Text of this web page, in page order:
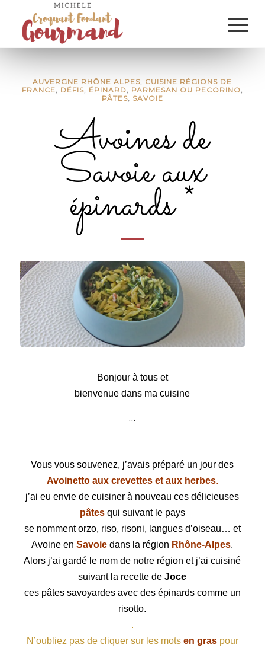
AUVERGNE RHÔNE ALPES, CUISINE RÉGIONS DE
FRANCE, DÉFIS, ÉPINARD, PARMESAN OU PECORINO,
PÂTES, SAVOIE
Avoines de
Savoie aux
épinards *
Bonjour à tous et
bienvenue dans ma cuisine
…
Vous vous souvenez, j’avais préparé un jour des
Avoinetto aux crevettes et aux herbes.
j’ai eu envie de cuisiner à nouveau ces délicieuses
pâtesqui suivant le pays
se nomment orzo, riso, risoni, langues d’oiseau… et
Avoine enSavoie dans la région Rhône-Alpes.
Alors j’ai gardé le nom de notre région et j’ai cuisiné
suivant la recette deJoce
ces pâtes savoyardesavec des épinards comme un
risotto.
.
N’oubliez pas de cliquer sur les mots en graspour